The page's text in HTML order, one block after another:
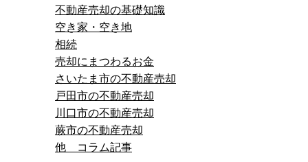
不動産売却の基礎知識
空き家・空き地
相続
売却にまつわるお金
さいたま市の不動産売却
戸田市の不動産売却
川口市の不動産売却
蕨市の不動産売却
他 コラム記事